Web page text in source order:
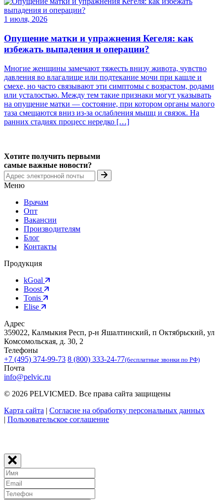
1 июля, 2026
Опущение матки и упражнения Кегеля: как
избежать выпадения и операции?
Многие женщины замечают тяжесть внизу живота, чувство
давления во влагалище или подтекание мочи при кашле и
смехе, но часто связывают эти симптомы с возрастом, родами
или усталостью. Между тем такие признаки могут указывать
на опущение матки — состояние, при котором органы малого
таза смещаются вниз из-за ослабления мышц и связок. На
ранних стадиях процесс нередко […]
Хотите получить первыми
самые важные новости?
Меню
Врачам
Опт
Вакансии
Производителям
Блог
Контакты
Продукция
kGoal
Boost
Tonis
Elise
Адрес
359022, Калмыкия Респ, р-н Яшалтинский, п Октябрьский, ул
Комсомольская, д. 30, 2
Телефоны
+7 (495) 374-99-73 8 (800) 333-24-77(бесплатные звонки по РФ)
Почта
info@pelvic.ru
© 2026 PELVICMED. Все права сайта защищены
Карта сайта | Cогласие на обработку персональных данных
| Пользовательское соглашение